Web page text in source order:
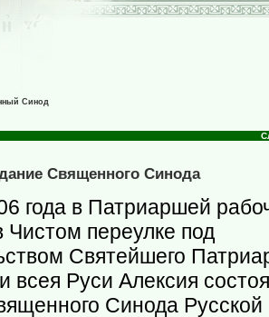
Синод
Священного Синода
года в Патриаршей
Чистом переулке под
Святейшего
всея Руси Алексия
Синода Русской